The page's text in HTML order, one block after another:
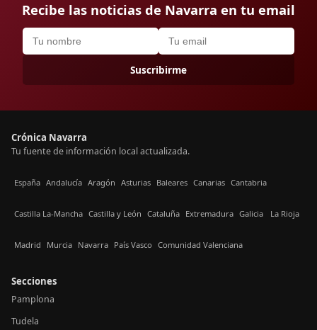
Recibe las noticias de Navarra en tu email
Suscribirme
Crónica Navarra
Tu fuente de información local actualizada.
España Andalucía Aragón Asturias Baleares Canarias Cantabria
Castilla La-Mancha Castilla y León Cataluña Extremadura Galicia La Rioja
Madrid Murcia Navarra País Vasco Comunidad Valenciana
Secciones
Pamplona
Tudela